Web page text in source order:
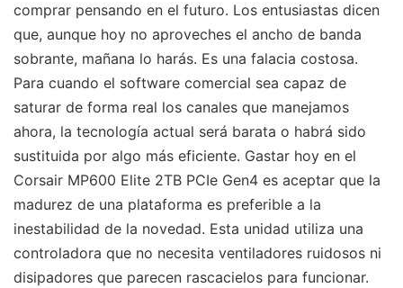
comprar pensando en el futuro. Los entusiastas dicen
que, aunque hoy no aproveches el ancho de banda
sobrante, mañana lo harás. Es una falacia costosa.
Para cuando el software comercial sea capaz de
saturar de forma real los canales que manejamos
ahora, la tecnología actual será barata o habrá sido
sustituida por algo más eficiente. Gastar hoy en el
Corsair MP600 Elite 2TB PCIe Gen4 es aceptar que la
madurez de una plataforma es preferible a la
inestabilidad de la novedad. Esta unidad utiliza una
controladora que no necesita ventiladores ruidosos ni
disipadores que parecen rascacielos para funcionar.